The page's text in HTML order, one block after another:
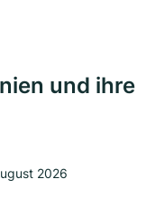
und ihre
2026